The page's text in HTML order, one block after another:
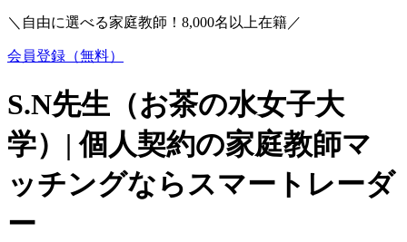
＼自由に選べる家庭教師！ 8,000名以上在籍／
会員登録（無料）
S.N先生（お茶の水女子大
学）| 個人契約の家庭教師マ
ッチングならスマートレーダ
ー